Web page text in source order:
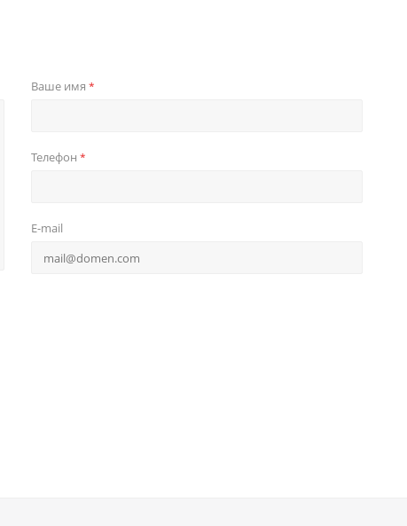
Ваше имя *
Телефон *
E-mail